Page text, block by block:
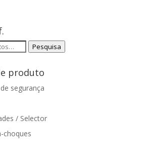
Pesquisa
produto
segurança
/ Selector
choques